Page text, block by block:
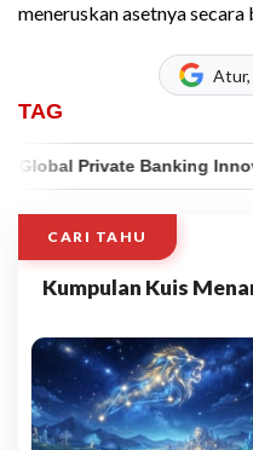
meneruskan asetnya
Atur,
TAG
Private Banking
CARI TAHU
Kumpulan Kuis